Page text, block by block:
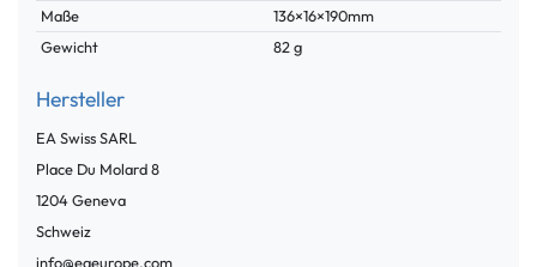
Maße
136×16×190mm
Gewicht
82 g
Hersteller
EA Swiss SARL
Place Du Molard8
1204Geneva
Schweiz
info@eaeurope.com